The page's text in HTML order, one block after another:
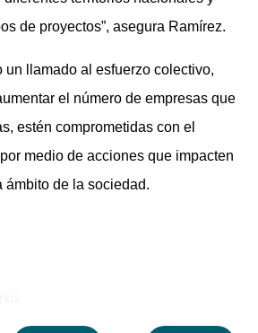
de proyectos”, asegura Ramírez.
llamado al esfuerzo colectivo,
el número de empresas que
estén comprometidas con el
medio de acciones que impacten
ámbito de la sociedad.